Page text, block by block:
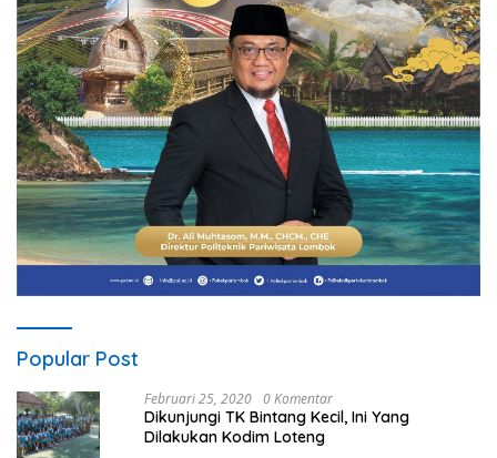
Popular Post
Februari 25, 2020 0 Komentar
Dikunjungi TK Bintang Kecil, Ini Yang
Dilakukan Kodim Loteng